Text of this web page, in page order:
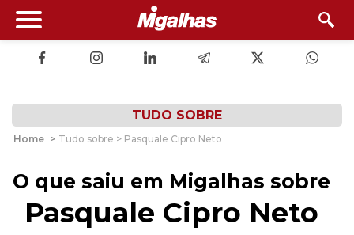
TUDO SOBRE
Home > Tudo sobre > Pasquale Cipro Neto
O que saiu em Migalhas sobre
Pasquale Cipro Neto